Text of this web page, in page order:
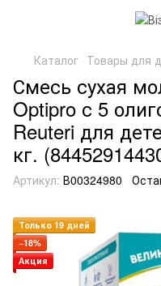
Каталог Товары для
Смесь сухая
Optipro с 5
Reuteri для
кг.
Артикул: В00324980
Только 19 дней
−18%
Акция